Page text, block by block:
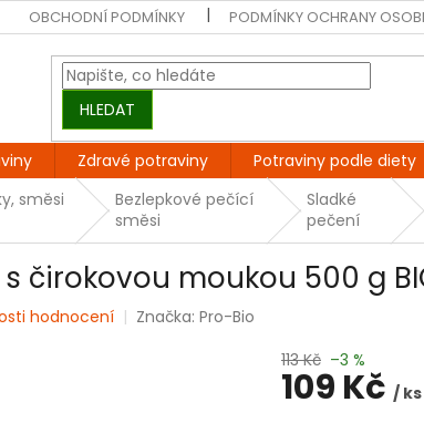
OBCHODNÍ PODMÍNKY PODMÍNKY OCHRANY
HLEDAT
Zdravé potraviny Potraviny podle diety
směsi
Bezlepkové pečící
směsi
Sladké
pečení
čirokovou moukou 500 g
hodnocení Značka: Pro-Bio
113 Kč –3 %
109 Kč / ks